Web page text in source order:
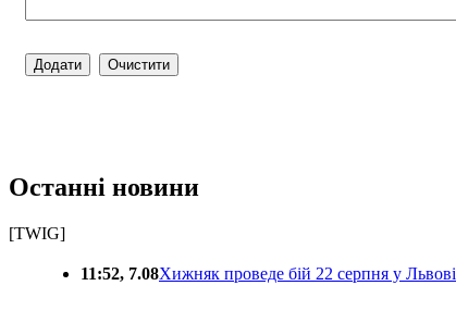
Останні новини
[TWIG]
11:52, 7.08Хижняк проведе бій 22 серпня у Львові